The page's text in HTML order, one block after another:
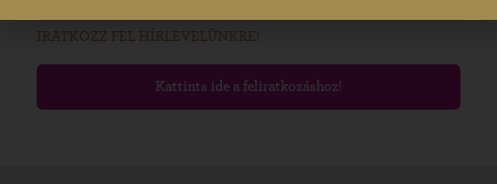
IRATKOZZ FEL HÍRLEVELÜNKRE!
Kattints ide a feliratkozáshoz!